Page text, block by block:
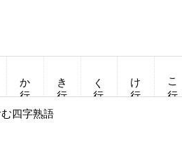
か行 き行 く行 け行 こ行
四字熟語